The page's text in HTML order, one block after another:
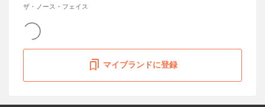
ザ・ノース・フェイス
マイブランドに登録